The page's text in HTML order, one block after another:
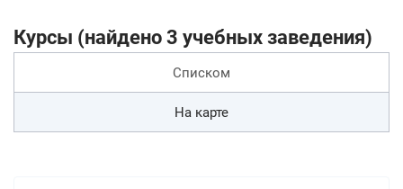
Курсы (найдено 3 учебных заведения)
Списком
На карте